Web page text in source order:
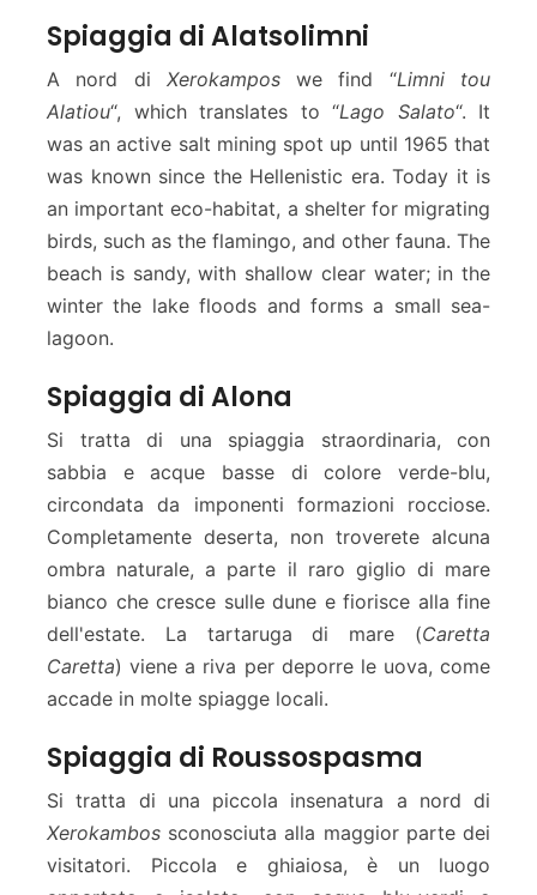
Spiaggia di Alatsolimni
A nord di Xerokamposwe find “Limni tou
Alatiou“, which translates to “Lago Salato“. It
was an active salt mining spot up until 1965 that
was known since the Hellenistic era. Today it is
an important eco-habitat, a shelter for migrating
birds, such as the flamingo, and other fauna. The
beach is sandy, with shallow clear water; in the
winter the lake floods and forms a small sea-
lagoon.
Spiaggia di Alona
Si tratta di una spiaggia straordinaria, con
sabbia e acque basse di colore verde-blu,
circondata da imponenti formazioni rocciose.
Completamente deserta, non troverete alcuna
ombra naturale, a parte il raro giglio di mare
bianco che cresce sulle dune e fiorisce alla fine
dell'estate. La tartaruga di mare (Caretta
Caretta) viene a riva per deporre le uova, come
accade in molte spiagge locali.
Spiaggia di Roussospasma
Si tratta di una piccola insenatura a nord di
Xerokambos sconosciuta alla maggior parte dei
visitatori. Piccola e ghiaiosa, è un luogo